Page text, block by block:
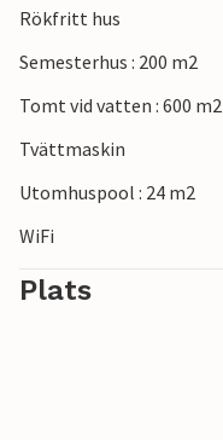
Rökfritt hus
Semesterhus : 200 m2
Tomt vid vatten : 600 m2
Tvättmaskin
Utomhuspool : 24 m2
WiFi
Plats